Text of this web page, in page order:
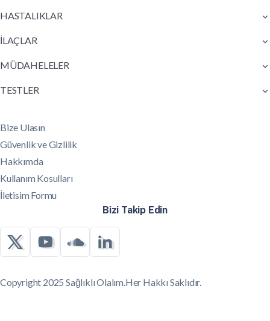
HASTALIKLAR
İLAÇLAR
MÜDAHELELER
TESTLER
Bize Ulasın
Güvenlik ve Gizlilik
Hakkımda
Kullanım Kosulları
İletisim Formu
Bizi Takip Edin
Copyright 2025 Sağlıklı Olalım.Her Hakkı Saklıdır.